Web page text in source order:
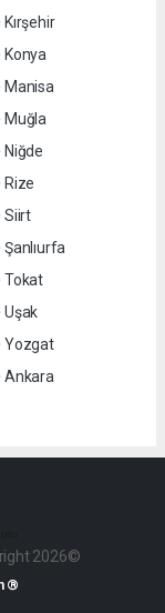
Kırşehir
Konya
Manisa
Muğla
Niğde
Rize
Siirt
Şanlıurfa
Tokat
Uşak
Yozgat
Ankara
2026©
®